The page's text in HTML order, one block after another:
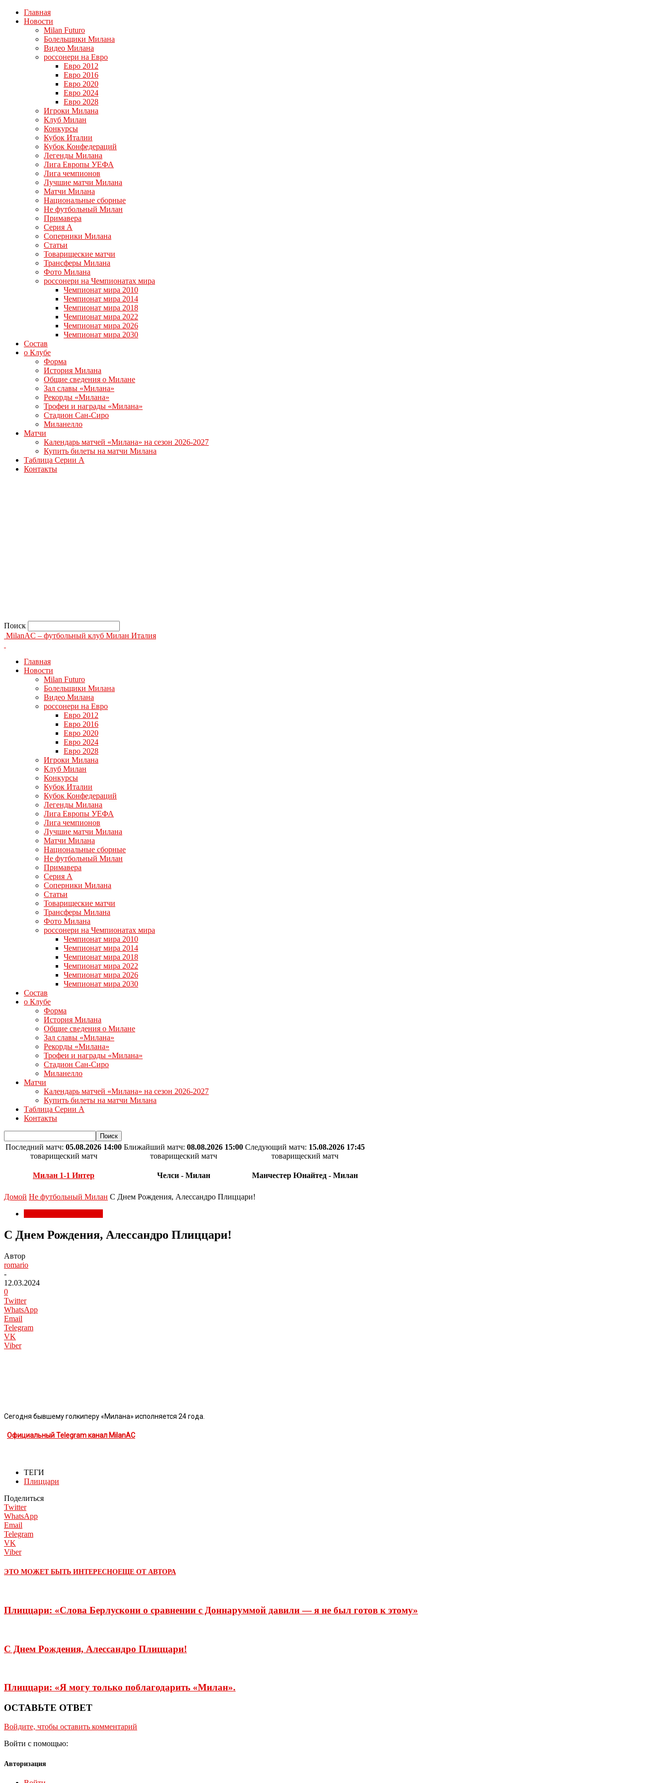
Главная
Новости
Milan Futuro
Болельщики Милана
Видео Милана
россонери на Евро
Евро 2012
Евро 2016
Евро 2020
Евро 2024
Евро 2028
Игроки Милана
Клуб Милан
Конкурсы
Кубок Италии
Кубок Конфедераций
Легенды Милана
Лига Европы УЕФА
Лига чемпионов
Лучшие матчи Милана
Матчи Милана
Национальные сборные
Не футбольный Милан
Примавера
Серия А
Соперники Милана
Статьи
Товарищеские матчи
Трансферы Милана
Фото Милана
россонери на Чемпионатах мира
Чемпионат мира 2010
Чемпионат мира 2014
Чемпионат мира 2018
Чемпионат мира 2022
Чемпионат мира 2026
Чемпионат мира 2030
Состав
о Клубе
Форма
История Милана
Общие сведения о Милане
Зал славы «Милана»
Рекорды «Милана»
Трофеи и награды «Милана»
Стадион Сан-Сиро
Миланелло
Матчи
Календарь матчей «Милана» на сезон 2026-2027
Купить билеты на матчи Милана
Таблица Серии А
Контакты
Поиск
MilanAC – футбольный клуб Милан Италия
Главная
Новости
Milan Futuro
Болельщики Милана
Видео Милана
россонери на Евро
Евро 2012
Евро 2016
Евро 2020
Евро 2024
Евро 2028
Игроки Милана
Клуб Милан
Конкурсы
Кубок Италии
Кубок Конфедераций
Легенды Милана
Лига Европы УЕФА
Лига чемпионов
Лучшие матчи Милана
Матчи Милана
Национальные сборные
Не футбольный Милан
Примавера
Серия А
Соперники Милана
Статьи
Товарищеские матчи
Трансферы Милана
Фото Милана
россонери на Чемпионатах мира
Чемпионат мира 2010
Чемпионат мира 2014
Чемпионат мира 2018
Чемпионат мира 2022
Чемпионат мира 2026
Чемпионат мира 2030
Состав
о Клубе
Форма
История Милана
Общие сведения о Милане
Зал славы «Милана»
Рекорды «Милана»
Трофеи и награды «Милана»
Стадион Сан-Сиро
Миланелло
Матчи
Календарь матчей «Милана» на сезон 2026-2027
Купить билеты на матчи Милана
Таблица Серии А
Контакты
Последний матч: 05.08.2026 14:00
товарищеский матч
Милан 1-1 Интер
Ближайший матч: 08.08.2026 15:00
товарищеский матч
Челси - Милан
Следующий матч: 15.08.2026 17:45
товарищеский матч
Манчестер Юнайтед - Милан
Домой Не футбольный Милан С Днем Рождения, Алессандро Плиццари!
С Днем Рождения, Алессандро Плиццари!
Автор
romario
-
12.03.2024
0
Twitter
WhatsApp
Email
Telegram
VK
Viber
Сегодня бывшему голкиперу «Милана» исполняется 24 года.
Официальный Telegram канал MilanAC
ТЕГИ
Плиццари
Поделиться
Twitter
WhatsApp
Email
Telegram
VK
Viber
ЭТО МОЖЕТ БЫТЬ ИНТЕРЕСНОЕЩЕ ОТ АВТОРА
Плиццари: «Слова Берлускони о сравнении с Доннаруммой давили — я не был готов к этому»
С Днем Рождения, Алессандро Плиццари!
Плиццари: «Я могу только поблагодарить «Милан».
ОСТАВЬТЕ ОТВЕТ
Войдите, чтобы оставить комментарий
Войти с помощью:
Авторизация